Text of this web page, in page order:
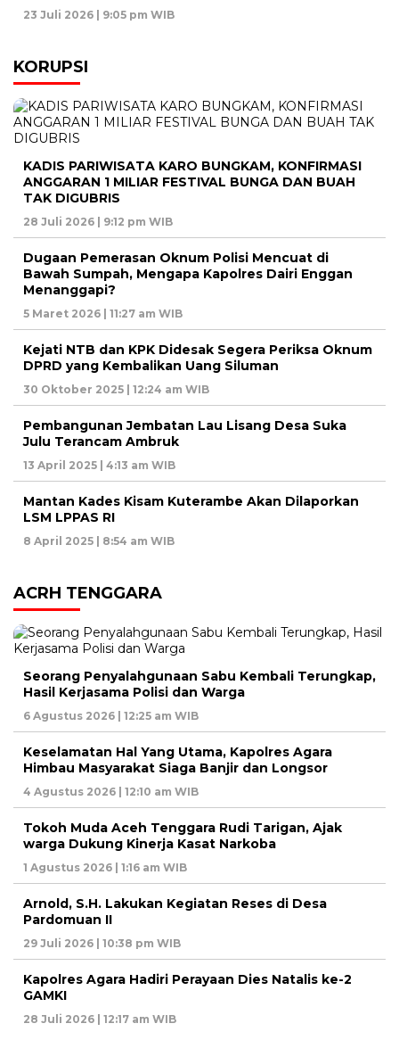
23 Juli 2026 | 9:05 pm WIB
KORUPSI
KADIS PARIWISATA KARO BUNGKAM, KONFIRMASI
ANGGARAN 1 MILIAR FESTIVAL BUNGA DAN BUAH
TAK DIGUBRIS
28 Juli 2026 | 9:12 pm WIB
Dugaan Pemerasan Oknum Polisi Mencuat di
Bawah Sumpah, Mengapa Kapolres Dairi Enggan
Menanggapi?
5 Maret 2026 | 11:27 am WIB
Kejati NTB dan KPK Didesak Segera Periksa Oknum
DPRD yang Kembalikan Uang Siluman
30 Oktober 2025 | 12:24 am WIB
Pembangunan Jembatan Lau Lisang Desa Suka
Julu Terancam Ambruk
13 April 2025 | 4:13 am WIB
Mantan Kades Kisam Kuterambe Akan Dilaporkan
LSM LPPAS RI
8 April 2025 | 8:54 am WIB
ACRH TENGGARA
Seorang Penyalahgunaan Sabu Kembali Terungkap,
Hasil Kerjasama Polisi dan Warga
6 Agustus 2026 | 12:25 am WIB
Keselamatan Hal Yang Utama, Kapolres Agara
Himbau Masyarakat Siaga Banjir dan Longsor
4 Agustus 2026 | 12:10 am WIB
Tokoh Muda Aceh Tenggara Rudi Tarigan, Ajak
warga Dukung Kinerja Kasat Narkoba
1 Agustus 2026 | 1:16 am WIB
Arnold, S.H. Lakukan Kegiatan Reses di Desa
Pardomuan II
29 Juli 2026 | 10:38 pm WIB
Kapolres Agara Hadiri Perayaan Dies Natalis ke-2
GAMKI
28 Juli 2026 | 12:17 am WIB